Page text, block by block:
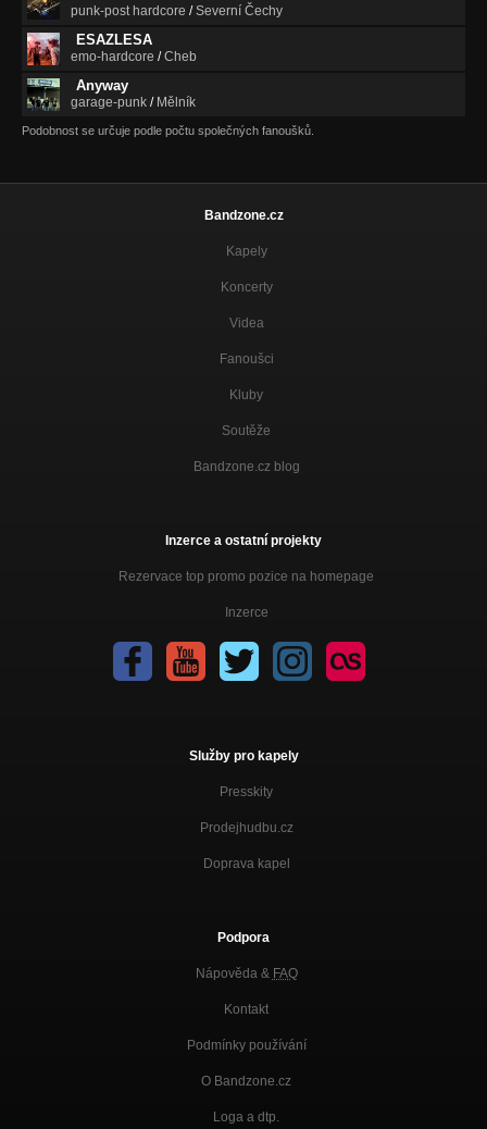
punk-post hardcore /Severní Čechy
ESAZLESA
emo-hardcore /Cheb
Anyway
garage-punk / Mělník
Podobnost se určuje podle počtu společných fanoušků.
Bandzone.cz
Kapely
Koncerty
Videa
Fanoušci
Kluby
Soutěže
Bandzone.cz blog
Inzerce a ostatní projekty
Rezervace top promo pozice na homepage
Inzerce
Služby pro kapely
Presskity
Prodejhudbu.cz
Doprava kapel
Podpora
Nápověda & FAQ
Kontakt
Podmínky používání
O Bandzone.cz
Loga a dtp.